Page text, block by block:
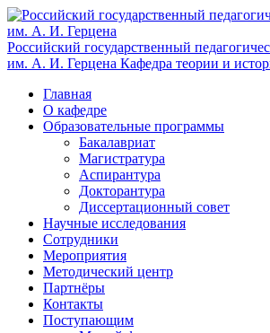
Российский государственный
им. А. И. Герцена Кафедра теории и
Главная
О кафедре
Образовательные программы
Бакалавриат
Магистратура
Аспирантура
Докторантура
Диссертационный совет
Научные исследования
Сотрудники
Мероприятия
Методический центр
Партнёры
Контакты
Поступающим